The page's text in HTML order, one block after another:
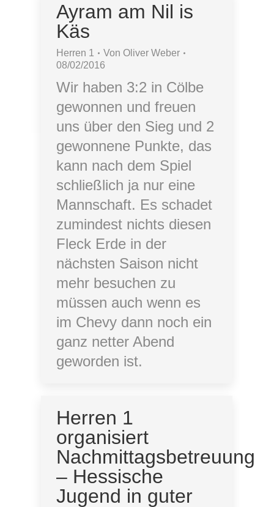
Ayram am Nil is
Käs
Herren 1 Von Oliver Weber
08/02/2016
Wir haben 3:2 in Cölbe
gewonnen und freuen
uns über den Sieg und 2
gewonnene Punkte, das
kann nach dem Spiel
schließlich ja nur eine
Mannschaft. Es schadet
zumindest nichts diesen
Fleck Erde in der
nächsten Saison nicht
mehr besuchen zu
müssen auch wenn es
im Chevy dann noch ein
ganz netter Abend
geworden ist.
Herren 1
organisiert
Nachmittagsbetreuung
– Hessische
Jugend in guter